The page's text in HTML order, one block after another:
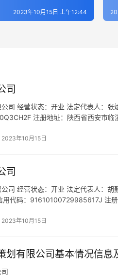
2023年10月15日 上午12:44
司
司 经营状态：开业 法定代表人：
注册地址：陕西省西安市
2023年10月15日
司
司 经营状态：开业 法定代表人：
代码：91610100729985617J 注册
2023年10月15日
划有限公司基本情况信息